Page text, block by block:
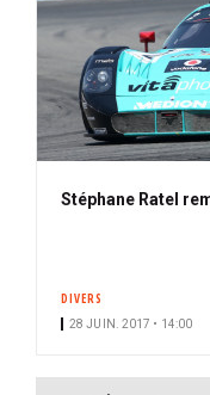
Stéphane Ratel
DIVERS
28 JUIN. 2017 • 14:00